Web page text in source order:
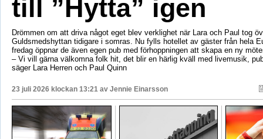
till ”Hytta” igen
Drömmen om att driva något eget blev verklighet när Lara och Paul tog
Guldsmedshyttan tidigare i somras. Nu fylls hotellet av gäster från hela
fredag öppnar de även egen pub med förhoppningen att skapa en ny
– Vi vill gärna välkomna folk hit, det blir en härlig kväll med livemusik,
säger Lara Herren och Paul Quinn
23 juli 2026 klockan 13:21 av Jennie Einarsson